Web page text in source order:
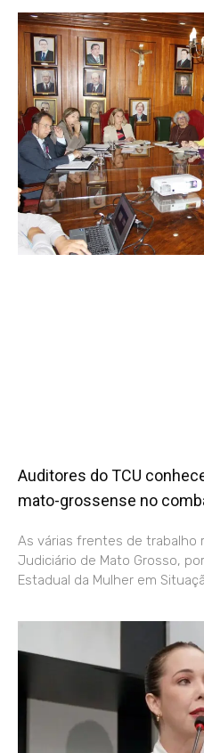
Auditores do TCU
mato-grossense no
As várias frentes de trabalho
Judiciário de Mato Grosso,
Estadual da Mulher em